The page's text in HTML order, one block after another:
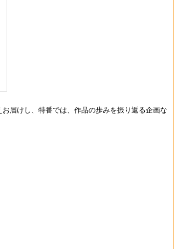
届けし、特番では、作品の歩みを振り返る企画な